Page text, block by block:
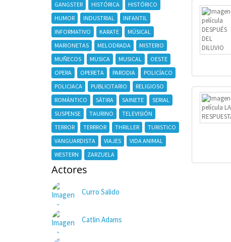
GANGSTER
HISTÓRICA
HISTÓRICO
HUMOR
INDUSTRIAL
INFANTIL
INFORMATIVO
KARATE
MÚSICAL
MARIONETAS
MELODRADA
MISTERIO
MUÑECOS
MUSICA MUSICAL
OESTE
OPERA
OPERETA PARODIA
POLICÍACO
POLICIACA
PUBLICITARIO
RELIGIOSO
ROMÁNTICO
SÁTIRA SAINETE
SERIAL
SUSPENSE
TAURINO
TELEVISIÓN
TERROR
TERRROR THRILLER
TURISTICO
VANGUARDISTA
VIAJES
VIDA ANIMAL
WESTERN
ZARZUELA
Actores
Curro Salido
Catlin Adams